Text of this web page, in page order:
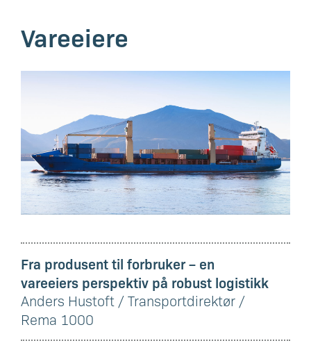
Vareeiere
Fra produsent til forbruker – en
vareeiers perspektiv på robust logistikk
Anders Hustoft / Transportdirektør /
Rema 1000